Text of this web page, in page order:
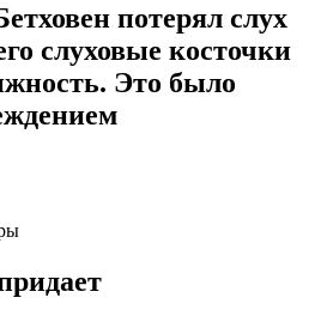
потерял слух
слуховые косточки
Это было